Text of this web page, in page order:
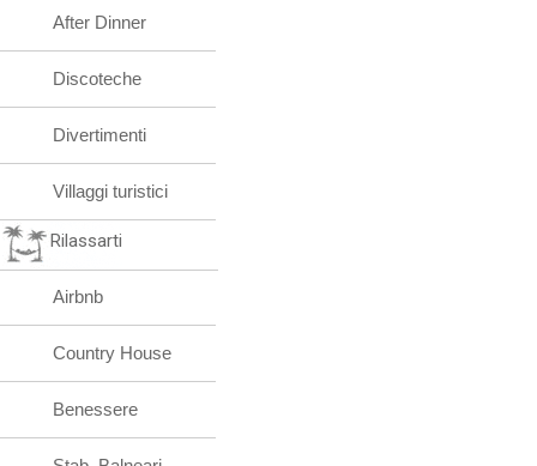
After Dinner
Discoteche
Divertimenti
Villaggi turistici
Rilassarti
Airbnb
Country House
Benessere